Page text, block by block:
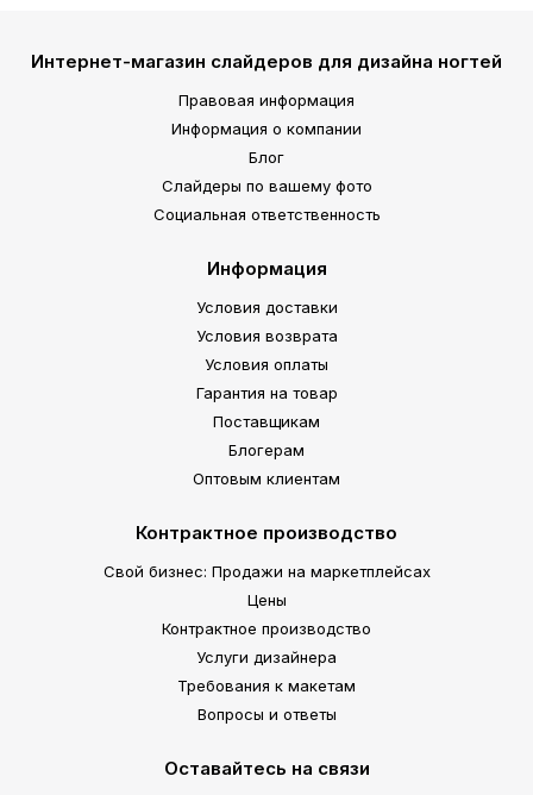
Интернет-магазин слайдеров для дизайна ногтей
Правовая информация
Информация о компании
Блог
Слайдеры по вашему фото
Социальная ответственность
Информация
Условия доставки
Условия возврата
Условия оплаты
Гарантия на товар
Поставщикам
Блогерам
Оптовым клиентам
Контрактное производство
Свой бизнес: Продажи на маркетплейсах
Цены
Контрактное производство
Услуги дизайнера
Требования к макетам
Вопросы и ответы
Оставайтесь на связи